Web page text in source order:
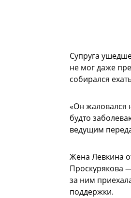
Супруга
не мог даже
собирался
«Он жаловался
будто
ведущим
Жена Левкина
Проскурякова
за ним
поддержки.